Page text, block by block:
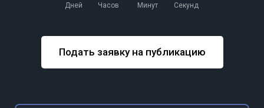
Дней Часов Минут Секунд
Подать заявку на публикацию